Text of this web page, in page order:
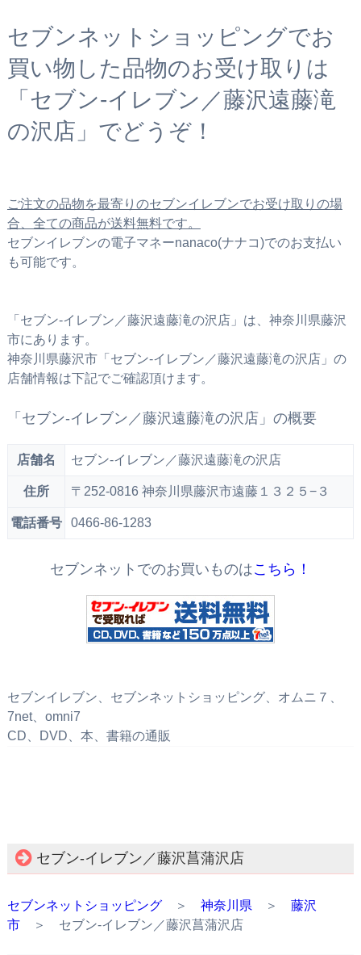
セブンネットショッピングでお
買い物した品物のお受け取りは
「セブン‐イレブン／藤沢遠藤滝
の沢店」でどうぞ！
ご注文の品物を最寄りのセブンイレブンでお受け取りの場
合、全ての商品が送料無料です。
セブンイレブンの電子マネーnanaco(ナナコ)でのお支払い
も可能です。
「セブン‐イレブン／藤沢遠藤滝の沢店」は、神奈川県藤沢
市にあります。
神奈川県藤沢市「セブン‐イレブン／藤沢遠藤滝の沢店」の
店舗情報は下記でご確認頂けます。
「セブン‐イレブン／藤沢遠藤滝の沢店」の概要
店舗名 セブン‐イレブン／藤沢遠藤滝の沢店
住所 〒252-0816 神奈川県藤沢市遠藤１３２５−３
電話番号 0466-86-1283
セブンネットでのお買いものはこちら！
セブンイレブン、セブンネットショッピング、オムニ７、
7net、omni7
CD、DVD、本、書籍の通販
セブン‐イレブン／藤沢菖蒲沢店
セブンネットショッピング＞ 神奈川県 ＞ 藤沢
市＞ セブン‐イレブン／藤沢菖蒲沢店